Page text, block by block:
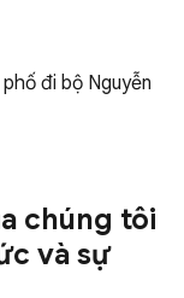
đi bộ Nguyễn
chúng tôi
và sự